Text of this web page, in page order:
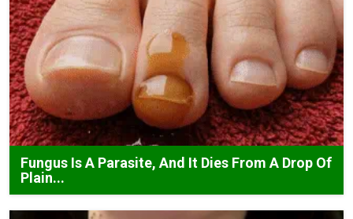
Fungus Is A Parasite, And It Dies From A Drop Of
Plain...